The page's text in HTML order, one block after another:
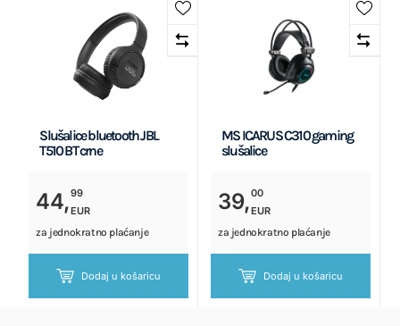
Slušalice bluetooth JBL
T510 BT crne
44,99
EUR
za jednokratno plaćanje
Dodaj u košaricu
MS ICARUS C310 gaming
slušalice
39,00
EUR
za jednokratno plaćanje
Dodaj u košaricu